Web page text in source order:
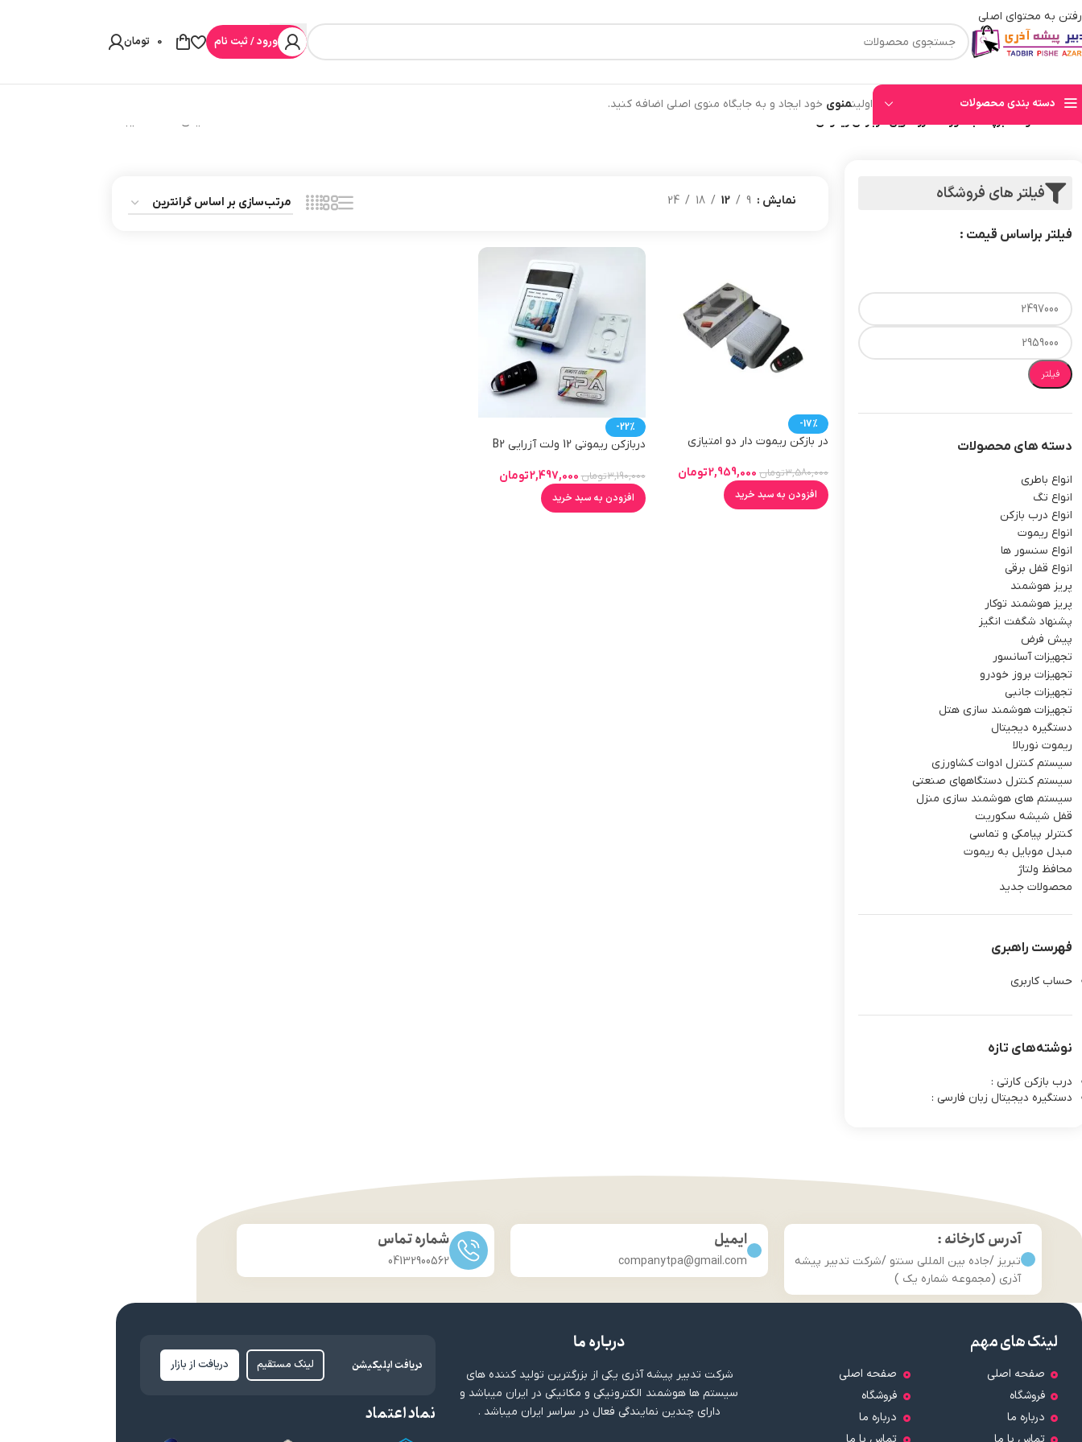
رفتن به محتوای اصلی
⚡قیمت های وب سایت بروز میباشند⚡ با توجه به حجم بالای سفارشهای ثبت شده به ترتیب ارسال خواهند شد ⚡تلفن تماس شرکت : 04132900562 ⚡
ورود / ثبت نام 0 تومان
دسته بندی محصولات اولینمنوی خود ایجاد و به جایگاه منوی اصلی اضافه کنید.
خانه/محصولات برچسب خورده “ارزانترین دربازکن ریموتی” نمایش همه 2 نتیجه
فیلتر های فروشگاه
فیلتر براساس قیمت :
فیلتر
دسته های محصولات
انواع باطری
انواع تگ
انواع درب بازکن
انواع ریموت
انواع سنسور ها
انواع قفل برقی
پریز هوشمند
پریز هوشمند توکار
پشنهاد شگفت انگیز
پیش فرض
تجهیزات آسانسور
تجهیزات بروز خودرو
تجهیزات جانبی
تجهیزات هوشمند سازی هتل
دستگیره دیجیتال
ریموت نوربالا
سیستم کنترل ادوات کشاورزی
سیستم کنترل دستگاههای صنعتی
سیستم های هوشمند سازی منزل
قفل شیشه سکوریت
کنترلر پیامکی و تماسی
مبدل موبایل به ریموت
محافظ ولتاژ
محصولات جدید
فهرست راهبری
حساب کاربری
نوشته‌های تازه
درب بازکن کارتی :
دستگیره دیجیتال زبان فارسی :
نمایش 9
12
18
24
-17%
در بازکن ریموت دار دو امتیازی
3,580,000تومان 2,959,000تومان
افزودن به سبد خرید
-22%
دربازکن ریموتی 12 ولت آزرایی B2
3,190,000تومان 2,497,000تومان
افزودن به سبد خرید
آدرس کارخانه :
تبریز /جاده بین المللی سنتو /شرکت تدبیر پیشه
آذری (مجموعه شماره یک )
ایمیل
companytpa@gmail.com
شماره تماس
04132900562
لینک های مهم
صفحه اصلی
فروشگاه
درباره ما
صفحه اصلی
فروشگاه
درباره ما
درباره ما
شرکت تدبیر پیشه آذری یکی از بزرگترین تولید کننده های
سیستم ها هوشمند الکترونیکی و مکانیکی در ایران میباشد و
دارای چندین نمایندگی فعال در سراسر ایران میباشد .
دریافت اپلیکیشن لینک مستقیم دریافت از بازار
نماد اعتماد